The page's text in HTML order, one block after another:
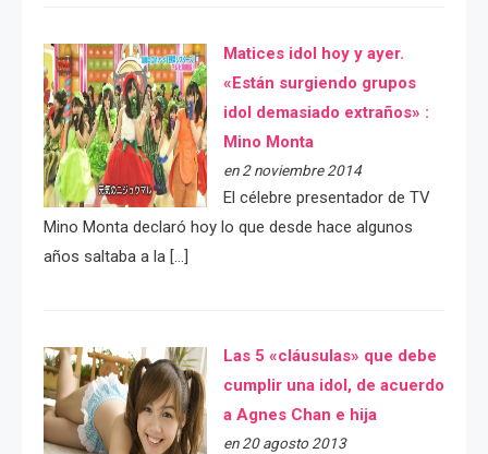
Matices idol hoy y ayer.
«Están surgiendo grupos
idol demasiado extraños» :
Mino Monta
en 2 noviembre 2014
El célebre presentador de TV
Mino Monta declaró hoy lo que desde hace algunos
años saltaba a la […]
Las 5 «cláusulas» que debe
cumplir una idol, de acuerdo
a Agnes Chan e hija
en 20 agosto 2013